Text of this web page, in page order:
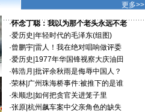
更多>>
·怀念丁聪：我以为那个老头永远不老
·爱历史 年轻时代的毛泽东(组图)
·曾鹏宇| 雷人！我在绝对唱响做评委
·爱历史 1977年华国锋视察大庆油田
·韩浩月 批评余秋雨是侮辱中国人？
·荣林| 广州珠海桥事件:被推下的是谁
·朱顺忠 如何把贪官关进笼子里
·张原| 杭州飙车案中父亲角色的缺失